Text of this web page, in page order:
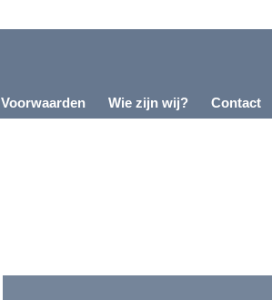
Voorwaarden Wie zijn wij? Contact